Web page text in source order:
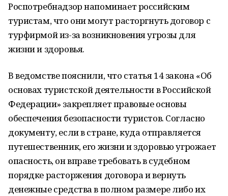
Роспотребнадзор напоминает российским
туристам, что они могут расторгнуть договор с
турфирмой из-за возникновения угрозы для
жизни и здоровья.
В ведомстве пояснили, что статья 14 закона «Об
основах туристской деятельности в Российской
Федерации» закрепляет правовые основы
обеспечения безопасности туристов. Согласно
документу, если в стране, куда отправляется
путешественник, его жизни и здоровью угрожает
опасность, он вправе требовать в судебном
порядке расторжения договора и вернуть
денежные средства в полном размере либо их